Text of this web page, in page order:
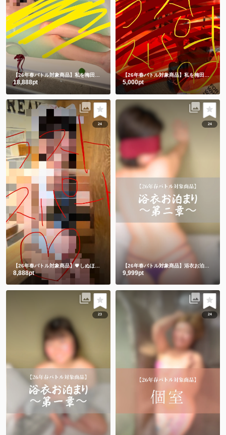
チャイナドレス入浴🛀からの生脱ぎ🫣㊙️
18,888pt 5,000pt
24
【26年春バトル対象商品】💗しぬほど恥ずかしかった💗うさちゃんメイド💗
8,888pt
24
9,999pt
23 24